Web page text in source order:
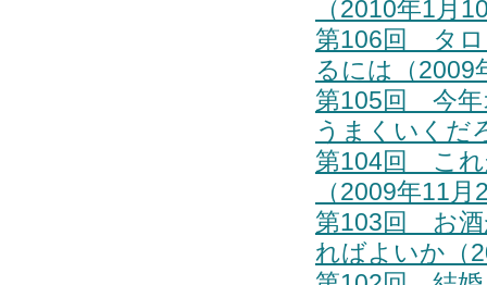
（2010年1月
第106回 タロ
るには（2009
第105回 今年
うまくいくだ
第104回 これ
（2009年11
第103回 お酒
ればよいか（